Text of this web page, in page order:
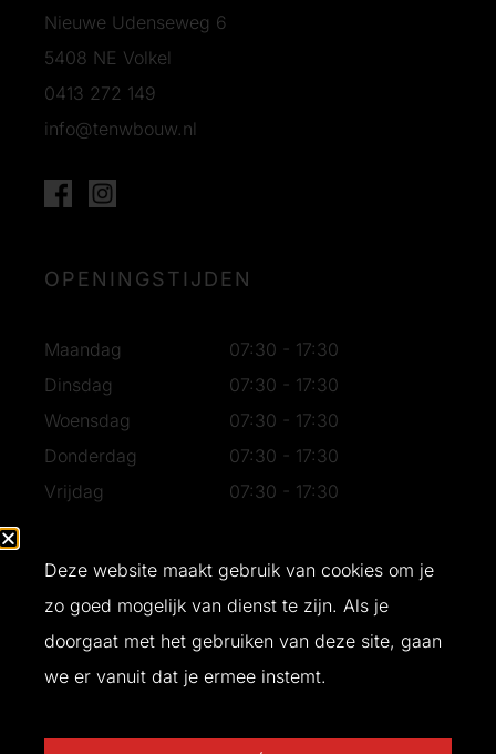
Nieuwe Udenseweg 6
5408 NE Volkel
0413 272 149
info@tenwbouw.nl
OPENINGSTIJDEN
Maandag
07:30 - 17:30
Dinsdag
07:30 - 17:30
Woensdag
07:30 - 17:30
Donderdag
07:30 - 17:30
Vrijdag
07:30 - 17:30
Zondag
Gesloten
Deze website maakt gebruik van cookies om je
zo goed mogelijk van dienst te zijn. Als je
doorgaat met het gebruiken van deze site, gaan
we er vanuit dat je ermee instemt.